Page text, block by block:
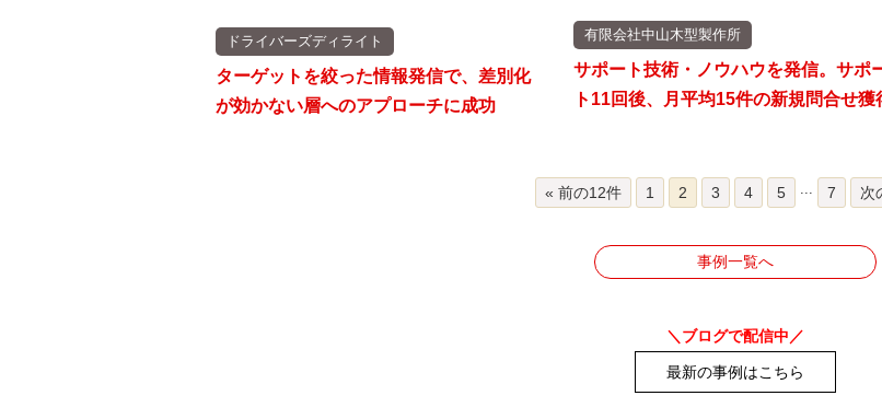
ドライバーズディライト
ターゲットを絞った情報発信で、差別化
が効かない層へのアプローチに成功
有限会社中山木型製作所
サポート技術・ノウハウを発信。サポ
ト11回後、月平均15件の新規問合せ獲
« 前の12件 1 2 3 4 5 ... 7 次
事例一覧へ
＼ブログで配信中／
最新の事例はこちら